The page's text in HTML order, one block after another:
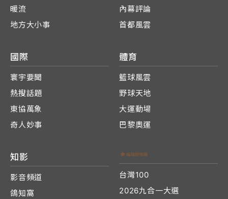
暖流
地方大小事
內幕評論
首都風雲
國際
寰宇要聞
熱搜話題
東協萬象
奇人妙事
體育
籃球風雲
野球天地
大運動場
巴黎奧運
知影
影音頻道
鴿知窩
台灣100
2026九合一大選